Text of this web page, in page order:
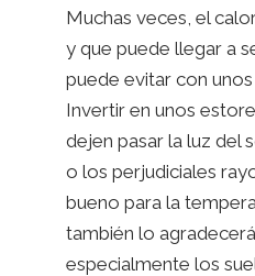
Muchas veces, el
y que puede llegar a
puede evitar con
Invertir en unos
dejen pasar la luz del
o los perjudiciales
bueno para la
también lo
especialmente los